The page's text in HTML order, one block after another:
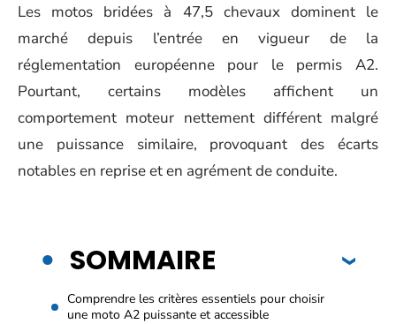
Les motos bridées à 47,5 chevaux dominent le
marché depuis l’entrée en vigueur de la
réglementation européenne pour le permis A2.
Pourtant, certains modèles affichent un
comportement moteur nettement différent malgré
une puissance similaire, provoquant des écarts
notables en reprise et en agrément de conduite.
SOMMAIRE
Comprendre les critères essentiels pour choisir
une moto A2 puissante et accessible